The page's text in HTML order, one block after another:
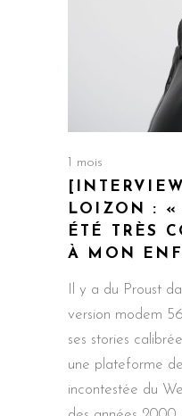
1 mois
LOIZON : «
ÉTÉ TRÈS
À MON
Il y a du Proust
version modem
ses stories
une plateforme
incontestée du